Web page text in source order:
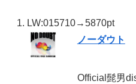
LW:015710→5870pt
ノーダウト
Official髭男